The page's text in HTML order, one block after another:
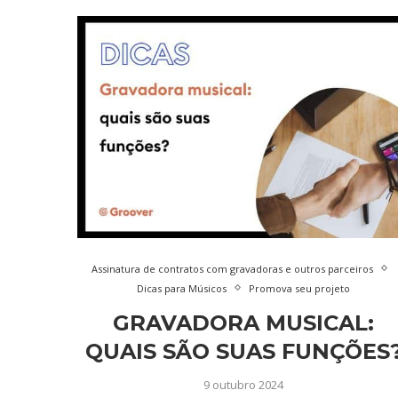
Assinatura de contratos com gravadoras e outros parceiros
Dicas para Músicos
Promova seu projeto
GRAVADORA MUSICAL:
QUAIS SÃO SUAS
9 outubro 2024